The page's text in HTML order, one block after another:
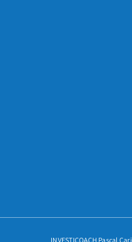
INVESTICOACH Pascal